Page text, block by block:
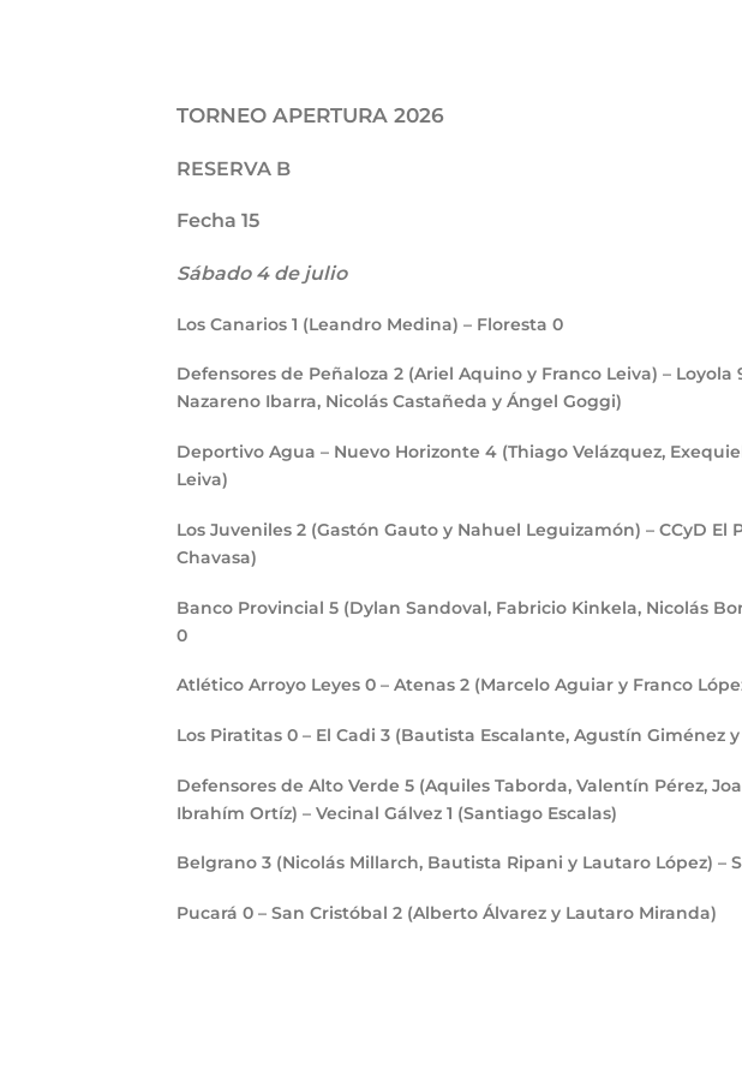
TORNEO APERTURA 2026
RESERVA B
Fecha 15
Sábado 4 de julio
Los Canarios 1 (Leandro Medina) – Floresta 0
Defensores de Peñaloza 2 (Ariel Aquino y Franco Leiva) – Loyola
Nazareno Ibarra, Nicolás Castañeda y Ángel Goggi)
Deportivo Agua – Nuevo Horizonte 4 (Thiago Velázquez,
Leiva)
Los Juveniles 2 (Gastón Gauto y Nahuel Leguizamón) – CCyD El
Chavasa)
Banco Provincial 5 (Dylan Sandoval, Fabricio Kinkela, Nicolás
0
Atlético Arroyo Leyes 0 – Atenas 2 (Marcelo Aguiar y Franco
Los Piratitas 0 – El Cadi 3 (Bautista Escalante, Agustín Giménez
Defensores de Alto Verde 5 (Aquiles Taborda, Valentín Pérez,
Ibrahím Ortíz) – Vecinal Gálvez 1 (Santiago Escalas)
Belgrano 3 (Nicolás Millarch, Bautista Ripani y Lautaro López) –
Pucará 0 – San Cristóbal 2 (Alberto Álvarez y Lautaro Miranda)